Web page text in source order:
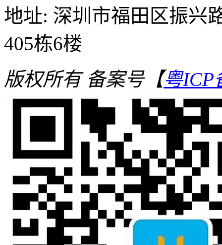
地址: 深圳市福田区振兴
405栋6楼
版权所有 备案号【粤ICP